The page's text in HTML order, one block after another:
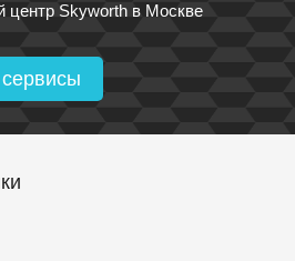
Skyworth в Москве